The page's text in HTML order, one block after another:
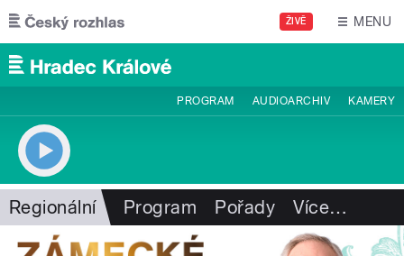
Přejít k hlavnímu obsahu
ŽIVĚ MENU
PROGRAM AUDIOARCHIV KAMERY
Regionální Program Pořady Více…